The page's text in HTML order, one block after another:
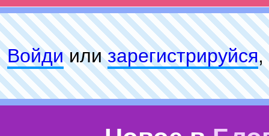
Войдиилизарeгиcтpируйся,